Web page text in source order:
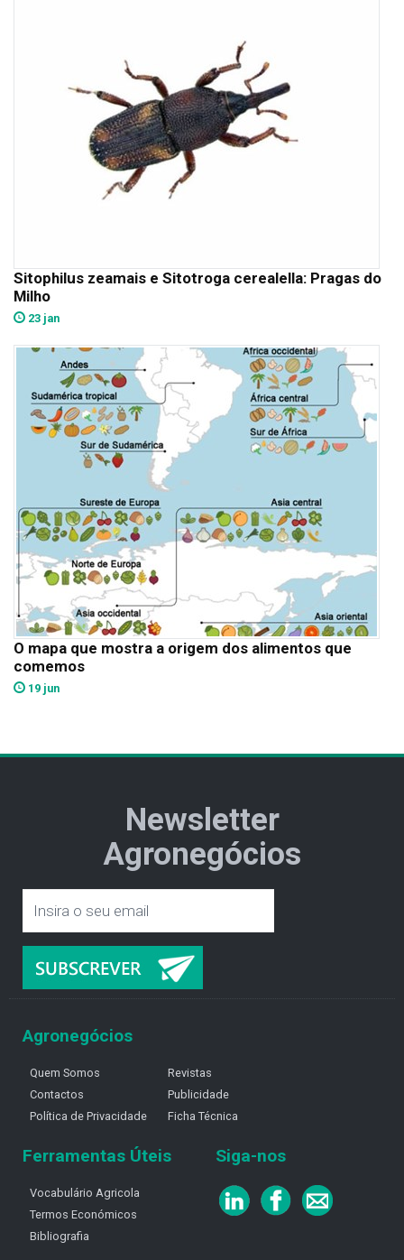
Sitophilus zeamais e Sitotroga cerealella: Pragas do
Milho
23 jan
O mapa que mostra a origem dos alimentos que
comemos
19 jun
Newsletter
Agronegócios
Agronegócios
Quem Somos
Contactos
Política de Privacidade
Revistas
Publicidade
Ficha Técnica
Ferramentas Úteis
Vocabulário Agricola
Termos Económicos
Bibliografia
Siga-nos